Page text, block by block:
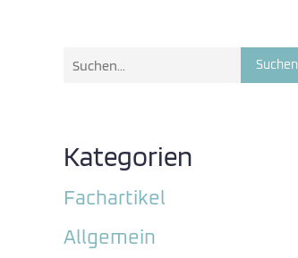
Suchen
Kategorien
Fachartikel
Allgemein